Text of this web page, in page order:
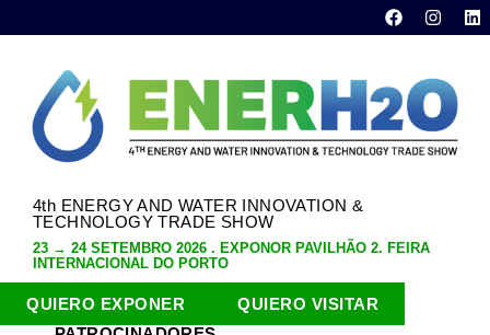
4th ENERGY AND WATER INNOVATION &
TECHNOLOGY TRADE SHOW
23 → 24 SETEMBRO 2026 . EXPONOR PAVILHÃO 2. FEIRA
INTERNACIONAL DO PORTO
QUIERO EXPONER
QUIERO VISITAR